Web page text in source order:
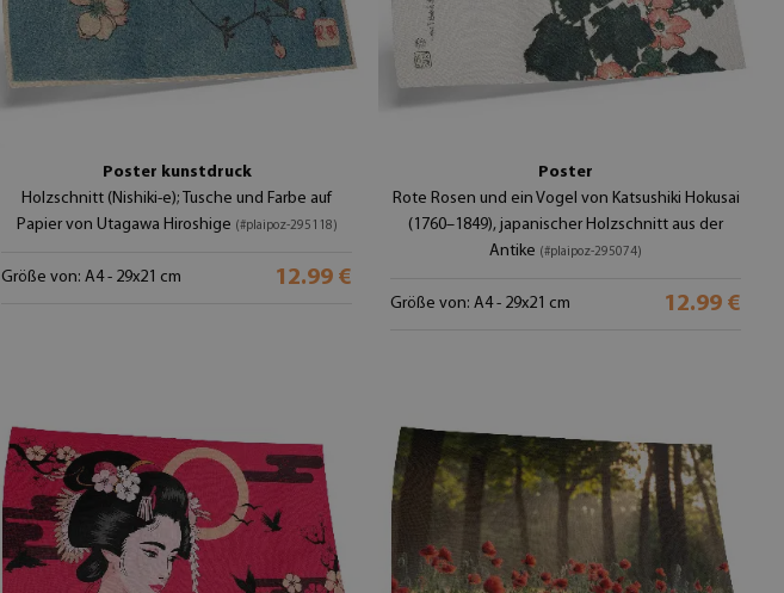
Poster kunstdruck
Holzschnitt (Nishiki-e); Tusche und Farbe auf
Papier von Utagawa Hiroshige (#plaipoz-295118)
Größe von: A4 - 29x21 cm 12.99 €
Poster
Rote Rosen und ein Vogel von Katsushiki Hokusai
(1760–1849), japanischer Holzschnitt aus der
Antike (#plaipoz-295074)
Größe von: A4 - 29x21 cm 12.99 €